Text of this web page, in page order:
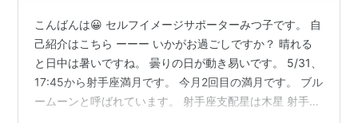
こんばんは😀 セルフイメージサポーターみつ子です。 自
己紹介はこちら ーーー いかがお過ごしですか？ 晴れる
と日中は暑いですね。 曇りの日が動き易いです。 5/31、
17:45から射手座満月です。 今月2回目の満月です。 ブル
ームーンと呼ばれています。 射手座支配星は木星 射手座